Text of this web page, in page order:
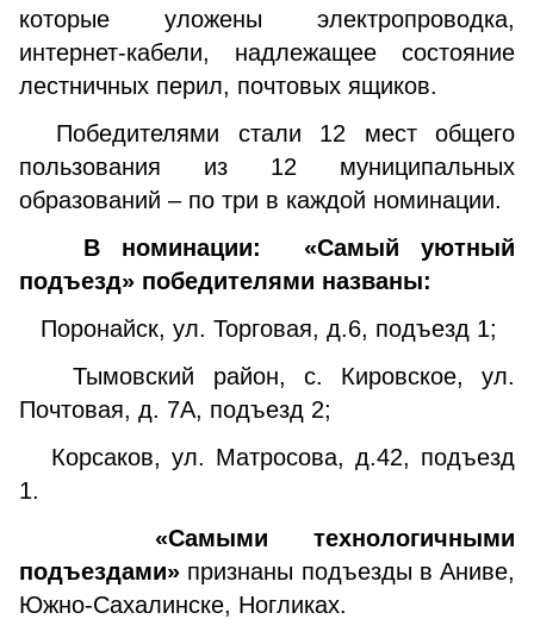
которые уложены электропроводка,
интернет-кабели, надлежащее состояние
лестничных перил, почтовых ящиков.
Победителями стали 12 мест общего
пользования из 12 муниципальных
образований – по три в каждой номинации.
В номинации: «Самый уютный
подъезд» победителями названы:
Поронайск, ул. Торговая, д.6, подъезд 1;
Тымовский район, с. Кировское, ул.
Почтовая, д. 7А, подъезд 2;
Корсаков, ул. Матросова, д.42, подъезд
1.
«Самыми технологичными
подъездами» признаны подъезды в Аниве,
Южно-Сахалинске, Ногликах.